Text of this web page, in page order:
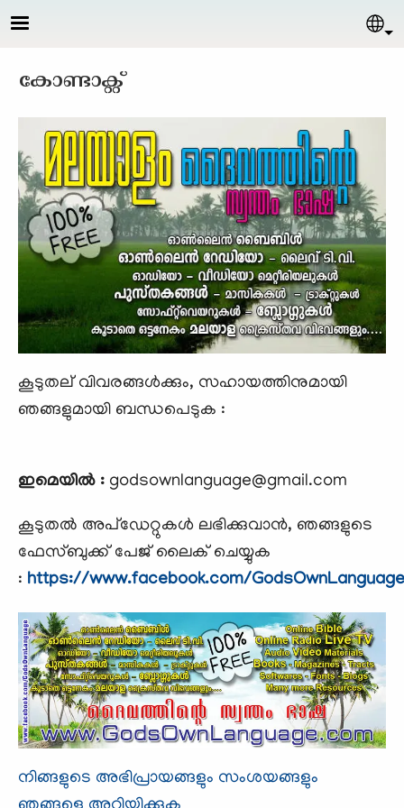
Skip to main content
കോണ്ടാക്റ്റ്
കൂടുതല് വിവരങ്ങള്‍ക്കും, സഹായത്തിനുമായി
ഞങ്ങളുമായി ബന്ധപെടുക :
ഇമെയില്‍ : godsownlanguage@gmail.com
കൂടുതല്‍ അപ്ഡേറ്റുകള്‍ ലഭിക്കുവാന്‍, ഞങ്ങളുടെ
ഫേസ്ബുക്ക്‌ പേജ് ലൈക്‌ ചെയ്യുക
: https://www.facebook.com/GodsOwnLanguage
നിങ്ങളുടെ അഭിപ്രായങ്ങളും സംശയങ്ങളും